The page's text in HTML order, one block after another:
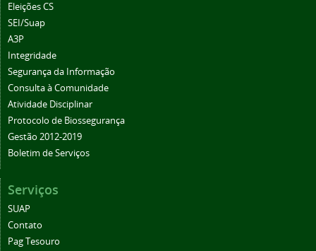
Eleições CS
SEI/Suap
A3P
Integridade
Segurança da Informação
Consulta à Comunidade
Atividade Disciplinar
Protocolo de Biossegurança
Gestão 2012-2019
Boletim de Serviços
Serviços
SUAP
Contato
Pag Tesouro